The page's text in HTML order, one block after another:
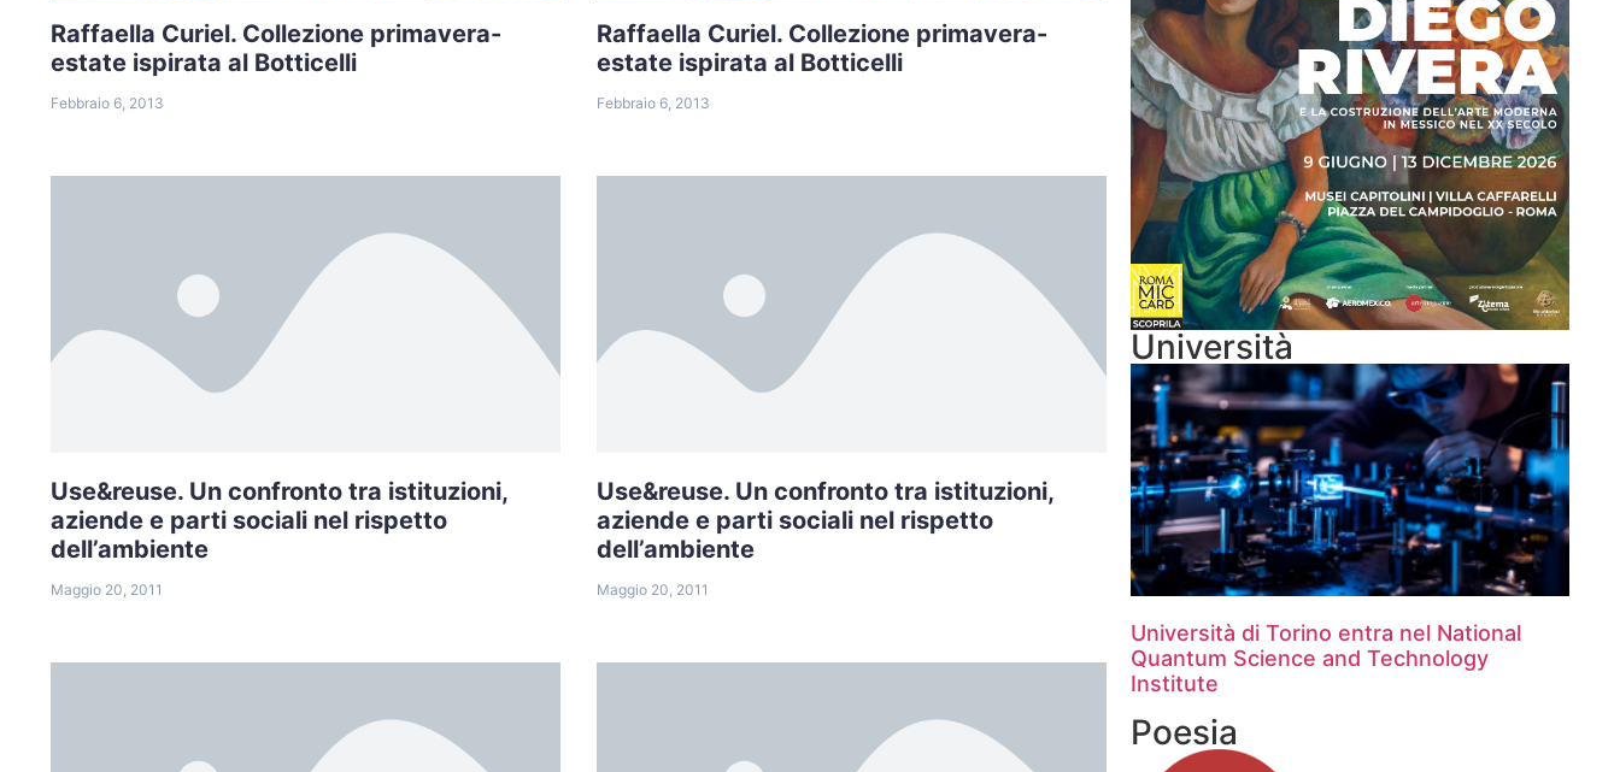
Raffaella Curiel. Collezione primavera-
estate ispirata al Botticelli
Febbraio 6, 2013
Raffaella Curiel. Collezione primavera-
estate ispirata al Botticelli
Febbraio 6, 2013
Use&reuse. Un confronto tra istituzioni,
aziende e parti sociali nel rispetto
dell’ambiente
Maggio 20, 2011
Use&reuse. Un confronto tra istituzioni,
aziende e parti sociali nel rispetto
dell’ambiente
Maggio 20, 2011
Università
Università di Torino entra nel National
Quantum Science and Technology
Institute
Poesia